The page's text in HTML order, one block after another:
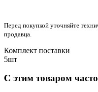
Перед покупкой уточняйте
продавца.
Комплект поставки
5шт
С этим товаром